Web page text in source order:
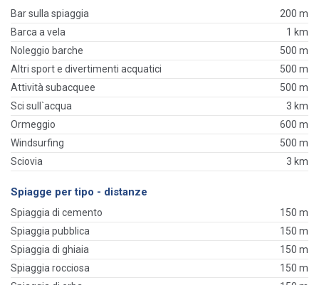
Bar sulla spiaggia
200 m
Barca a vela
1 km
Noleggio barche
500 m
Altri sport e divertimenti acquatici
500 m
Attività subacquee
500 m
Sci sull`acqua
3 km
Ormeggio
600 m
Windsurfing
500 m
Sciovia
3 km
Spiagge per tipo - distanze
Spiaggia di cemento
150 m
Spiaggia pubblica
150 m
Spiaggia di ghiaia
150 m
Spiaggia rocciosa
150 m